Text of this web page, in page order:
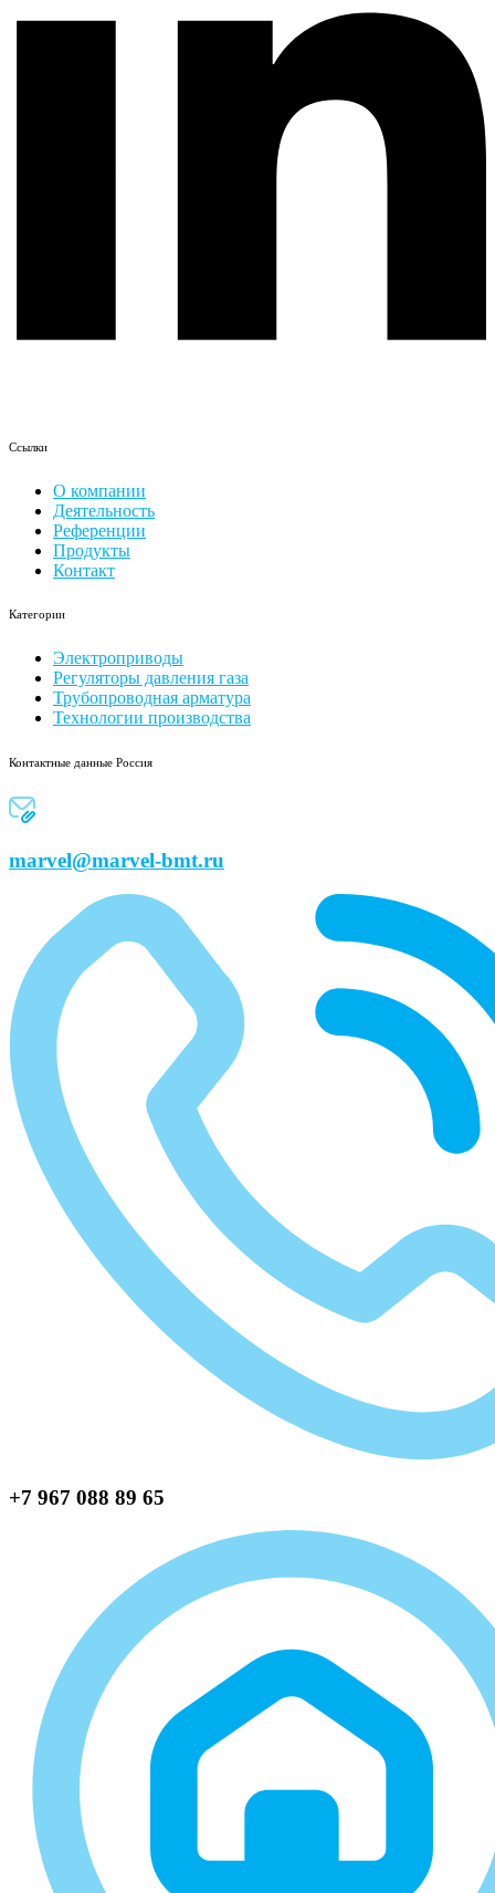
Ссылки
О компании
Деятельность
Референции
Продукты
Контакт
Категории
Электроприводы
Регуляторы давления газа
Трубопроводная арматура
Технологии производства
Контактные данные Россия
marvel@marvel-bmt.ru
+7 967 088 89 65